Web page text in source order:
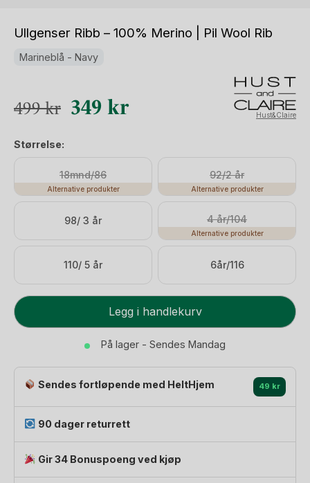
Ullgenser Ribb – 100% Merino | Pil Wool Rib
Marineblå - Navy
499kr Opprinnelig
499 kr.
349 krNåværende
Hust&Claire
Størrelse:
18mnd/86
Alternative produkter
92/2 år
Alternative produkter
98/ 3 år 4 år/104
Alternative produkter
110/ 5 år 6år/116
Ullgenser
Ribb
Merino
Pil
Wool
antall
Legg i handlekurv
På lager - Sendes Mandag
Sendes fortløpende med HeltHjem 49 kr
90 dager returrett
Gir 34 Bonuspoeng ved kjøp